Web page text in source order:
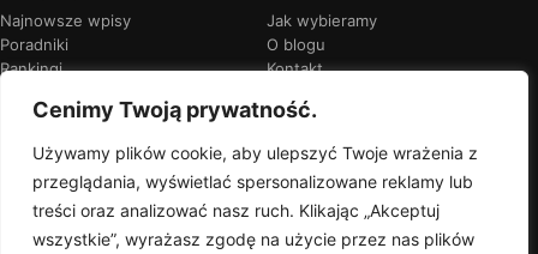
Cenimy Twoją prywatność.
Używamy plików cookie, aby ulepszyć Twoje wrażenia z
przeglądania, wyświetlać spersonalizowane reklamy lub
treści oraz analizować nasz ruch. Klikając „Akceptuj
wszystkie”, wyrażasz zgodę na użycie przez nas plików
Najnowsze wpisy
Poradniki
Rankingi
Jak wybieramy
O blogu
Kontakt
Przejrzyste rekomendacje
zawsze oznaczymy je wprost.